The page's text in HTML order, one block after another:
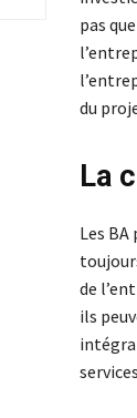
pas
du
La
Les
de
ils